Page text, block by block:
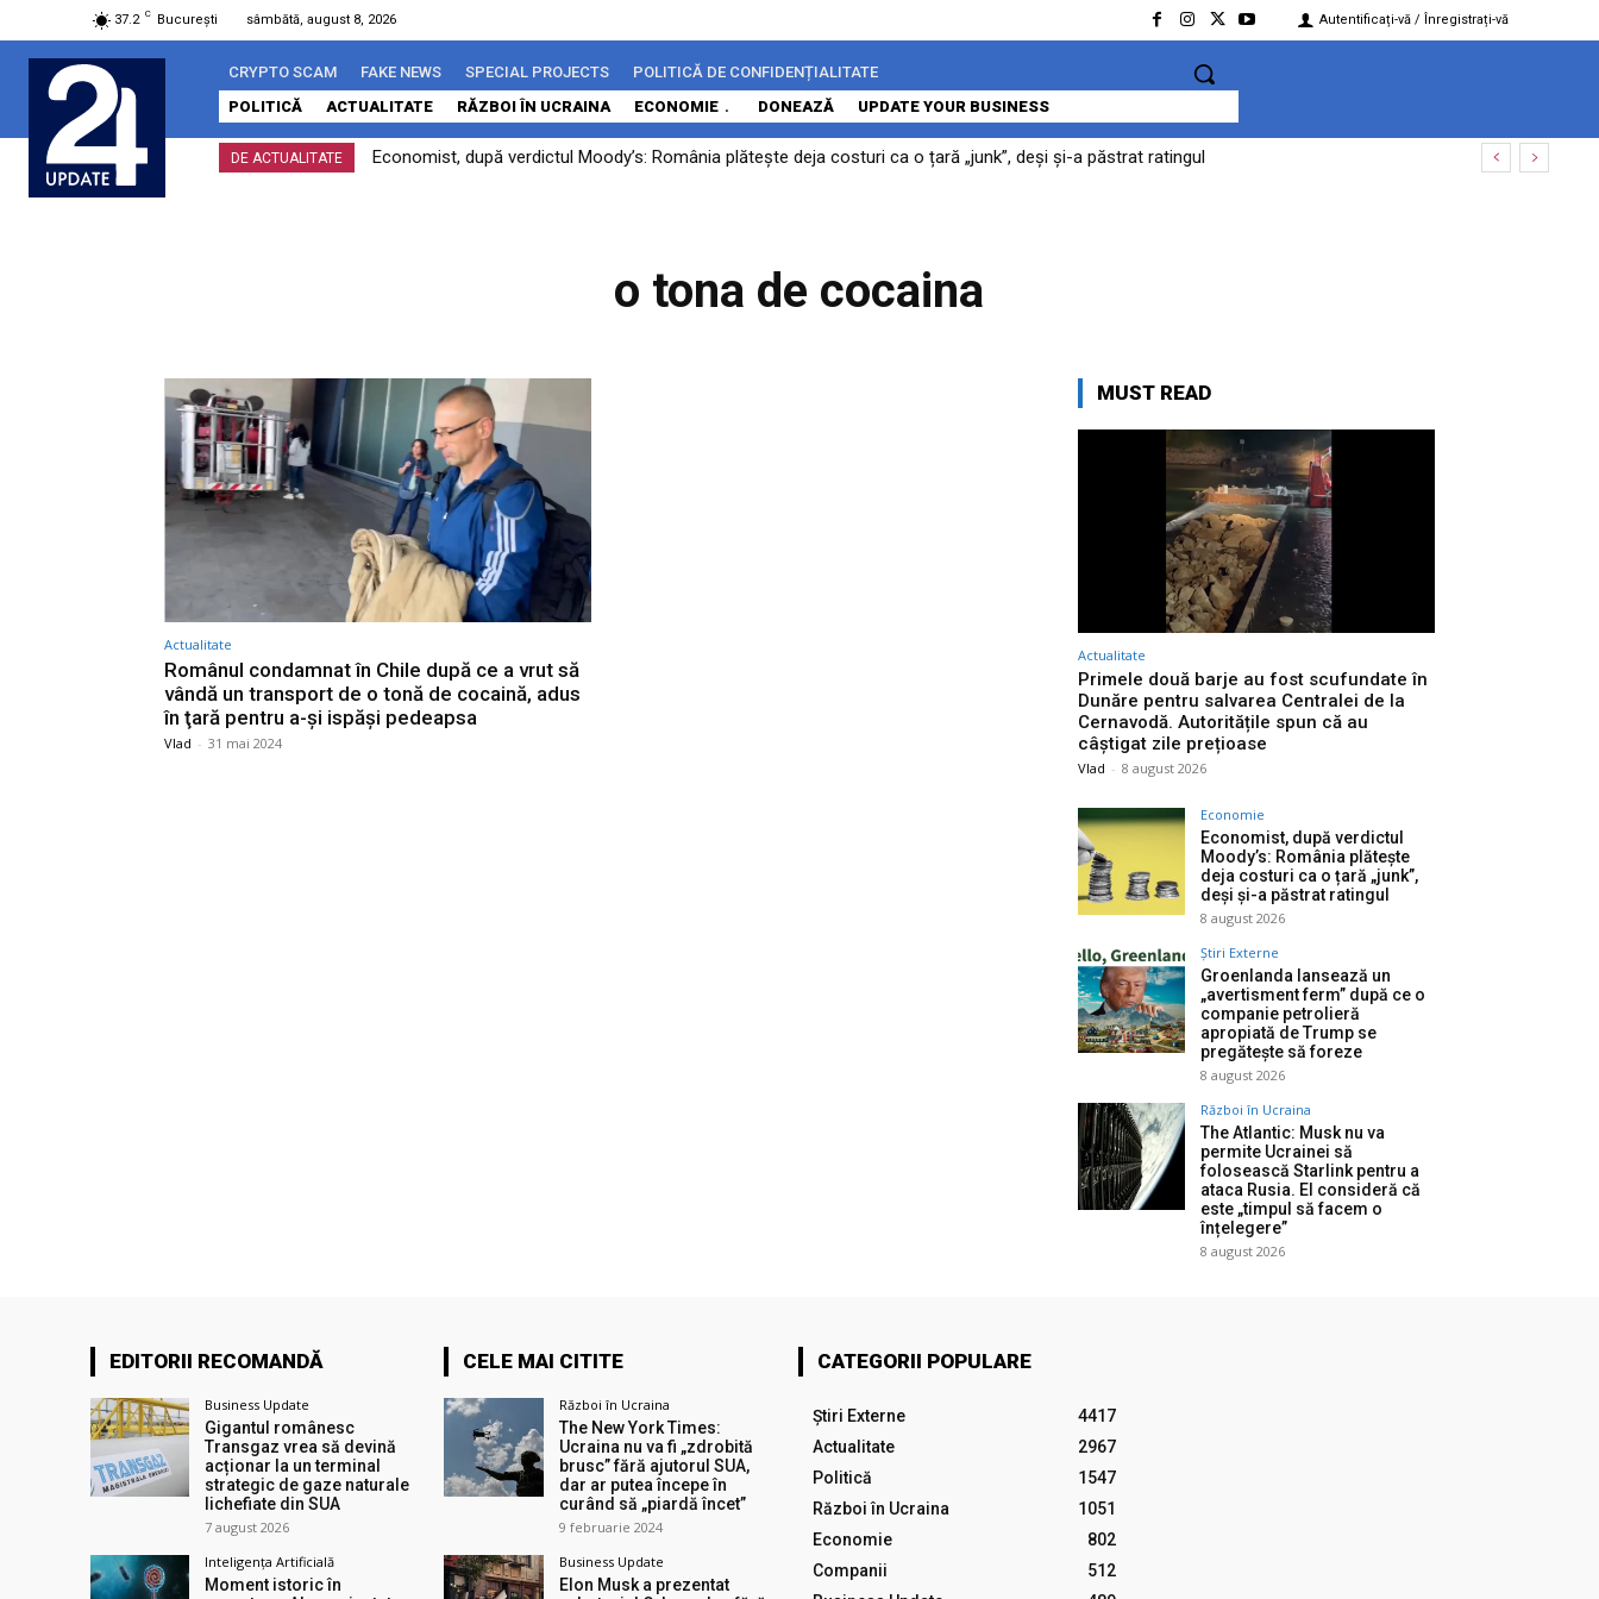
37.2 C București sâmbătă, august 8, 2026 Autentificați-vă / Înregistrați-vă
CRYPTO SCAM FAKE NEWS SPECIAL PROJECTS
POLITICĂ DE CONFIDENȚIALITATE
POLITICĂ
ACTUALITATE RĂZBOI ÎN UCRAINA ECONOMIE DONEAZĂ UPDATE YOUR BUSINESS
DE ACTUALITATE Economist, după verdictul Moody’s: România plătește deja costuri ca o țară „junk”, deși și-a păstrat ratingul
o tona de cocaina
Actualitate
Românul condamnat în Chile după ce a vrut să
vândă un transport de o tonă de cocaină, adus
în ţară pentru a-şi ispăşi pedeapsa
Vlad - 31 mai 2024
MUST READ
Actualitate
Primele două barje au fost scufundate în
Dunăre pentru salvarea Centralei de la
Cernavodă. Autoritățile spun că au
câștigat zile prețioase
Vlad - 8 august 2026
Economie
Economist, după verdictul
Moody’s: România plătește
deja costuri ca o țară „junk”,
deși și-a păstrat ratingul
8 august 2026
Știri Externe
Groenlanda lansează un
„avertisment ferm” după ce o
companie petrolieră
apropiată de Trump se
pregătește să foreze
8 august 2026
Război în Ucraina
The Atlantic: Musk nu va
permite Ucrainei să
folosească Starlink pentru a
ataca Rusia. El consideră că
este „timpul să facem o
înțelegere”
8 august 2026
EDITORII RECOMANDĂ
Business Update
Gigantul românesc
Transgaz vrea să devină
acționar la un terminal
strategic de gaze naturale
lichefiate din SUA
7 august 2026
Inteligența Artificială
Moment istoric în
CELE MAI CITITE
Război în Ucraina
The New York Times:
Ucraina nu va fi „zdrobită
brusc” fără ajutorul SUA,
dar ar putea începe în
curând să „piardă încet”
9 februarie 2024
Business Update
Elon Musk a prezentat
CATEGORII POPULARE
Știri Externe
4417
Actualitate
2967
Politică
1547
Război în Ucraina
1051
Economie
802
Companii
512